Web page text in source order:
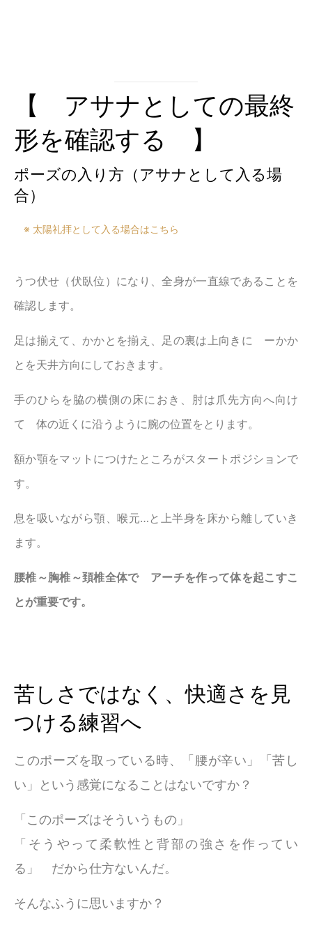
【 アサナとしての最終
形を確認する 】
ポーズの入り方（アサナとして入る場
合）
※ 太陽礼拝として入る場合はこちら
うつ伏せ（伏臥位）になり、全身が一直線であることを
確認します。
足は揃えて、かかとを揃え、足の裏は上向きに ーかか
とを天井方向にしておきます。
手のひらを脇の横側の床におき、肘は爪先方向へ向け
て 体の近くに沿うように腕の位置をとります。
額か顎をマットにつけたところがスタートポジションで
す。
息を吸いながら顎、喉元…と上半身を床から離していき
ます。
腰椎～胸椎～頚椎全体で アーチを作って体を起こすこ
とが重要です。
苦しさではなく、快適さを見
つける練習へ
このポーズを取っている時、「腰が辛い」「苦し
い」という感覚になることはないですか？
「このポーズはそういうもの」
「そうやって柔軟性と背部の強さを作ってい
る」 だから仕方ないんだ。
そんなふうに思いますか？